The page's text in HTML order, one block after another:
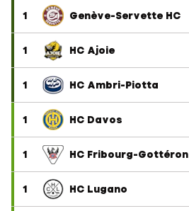
1 Genève-Servette HC
1 HC Ajoie
1 HC Ambri-Piotta
1 HC Davos
1 HC Fribourg-Gottéron
1 HC Lugano